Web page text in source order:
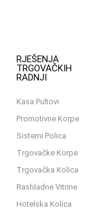
RJEŠENJA
TRGOVAČKIH
RADNJI
Kasa Pultovi
Promotivne Korpe
Sistemi Polica
Trgovačke Korpe
Trgovačka Kolica
Rashladne Vitrine
Hotelska Kolica